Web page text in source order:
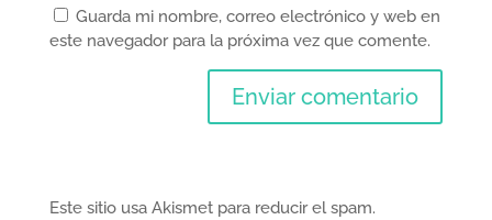
Guarda mi nombre, correo electrónico y web en
este navegador para la próxima vez que comente.
Este sitio usa Akismet para reducir el spam.